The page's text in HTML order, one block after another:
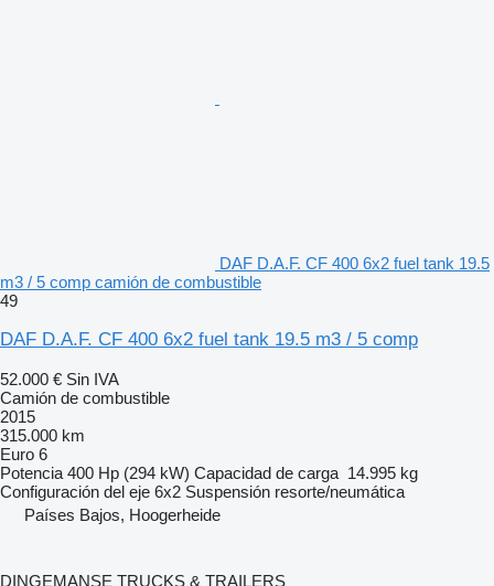
DAF D.A.F. CF 400 6x2 fuel tank 19.5
m3 / 5 comp camión de combustible
49
DAF D.A.F. CF 400 6x2 fuel tank 19.5 m3 / 5 comp
52.000 € Sin IVA
Camión de combustible
2015
315.000 km
Euro 6
Potencia 400 Hp (294 kW) Capacidad de carga 14.995 kg
Configuración del eje 6x2 Suspensión resorte/neumática
Países Bajos, Hoogerheide
DINGEMANSE TRUCKS & TRAILERS